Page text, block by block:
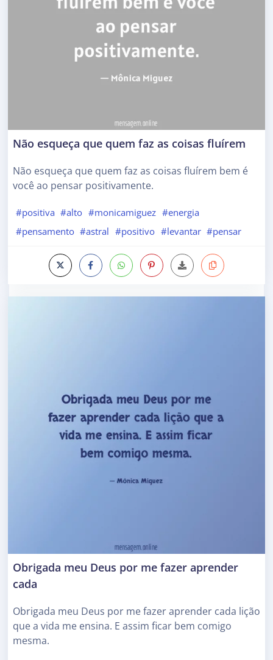
Não esqueça que quem faz as coisas fluírem
Não esqueça que quem faz as coisas fluírem bem é
você ao pensar positivamente.
#positiva #alto #monicamiguez #energia
#pensamento #astral #positivo #levantar #pensar
Obrigada meu Deus por me fazer aprender
cada
Obrigada meu Deus por me fazer aprender cada lição
que a vida me ensina. E assim ficar bem comigo
mesma.